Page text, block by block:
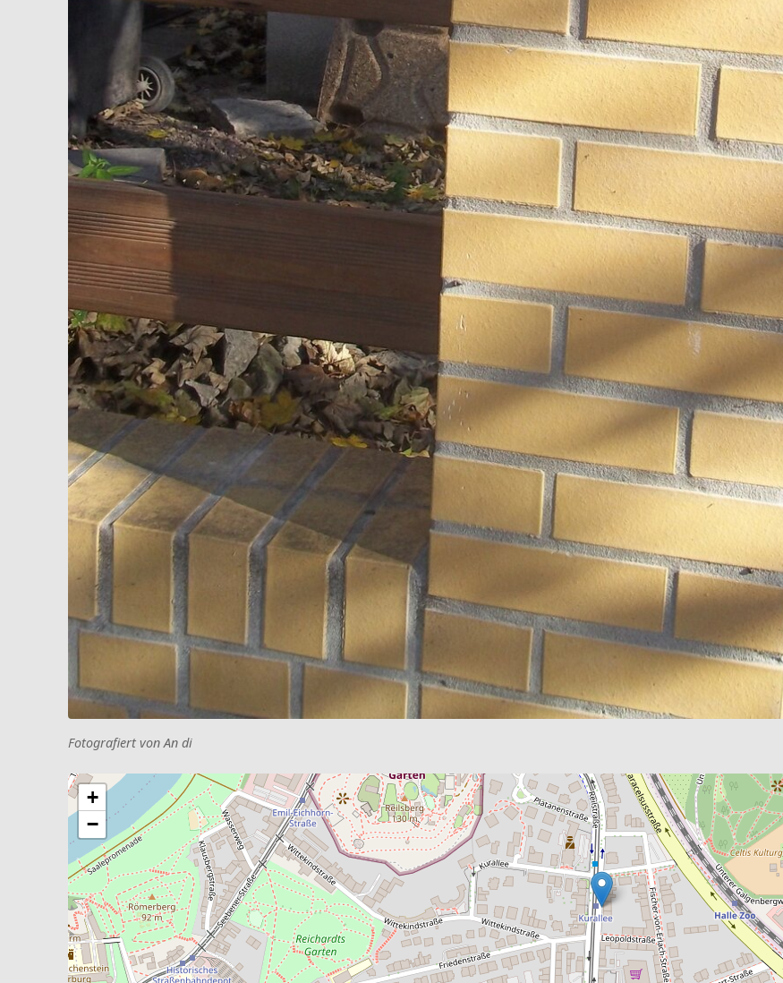
Fotografiert von An di
+
−